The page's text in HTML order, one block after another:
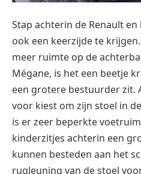
Stap achterin de Renault
ook een keerzijde te
meer ruimte op de
Mégane, is het een beetje
een grotere bestuurder zit.
voor kiest om zijn stoel in
is er zeer beperkte
kinderzitjes achterin een
kunnen besteden aan het
rugleuning van de stoel